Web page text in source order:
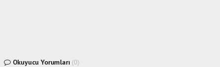
Okuyucu Yorumları (0)